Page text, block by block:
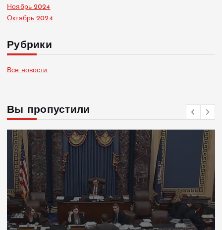
Ноябрь 2024
Октябрь 2024
Рубрики
Все новости
Вы пропустили